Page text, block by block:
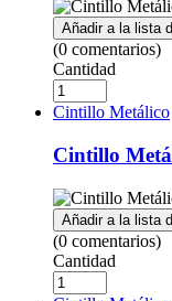
Añadir a la lista
(0 comentarios)
Cantidad
Cintillo Metálico
Cintillo
Añadir a la lista
(0 comentarios)
Cantidad